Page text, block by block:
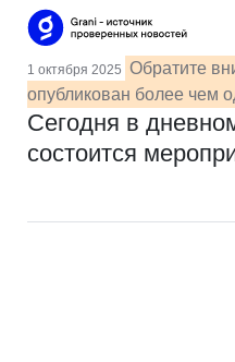
1 октября 2025 Обратите
опубликован более чем
Сегодня в
состоится